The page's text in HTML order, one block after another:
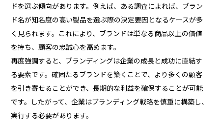
ドを選ぶ傾向があります。例えば、ある調査によれば、ブラン
ド名が知名度の高い製品を選ぶ際の決定要因となるケースが多
く見られます。これにより、ブランドは単なる商品以上の価値
を持ち、顧客の忠誠心を高めます。
再度強調すると、ブランディングは企業の成長と成功に直結す
る要素です。確固たるブランドを築くことで、より多くの顧客
を引き寄せることができ、長期的な利益を確保することが可能
です。したがって、企業はブランディング戦略を慎重に構築し、
実行する必要があります。